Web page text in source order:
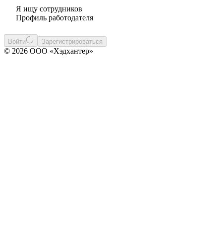
Я ищу сотрудников
Профиль работодателя
Войти Зарегистрироваться
© 2026 ООО «Хэдхантер»